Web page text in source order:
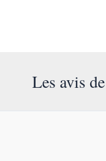
Les avis